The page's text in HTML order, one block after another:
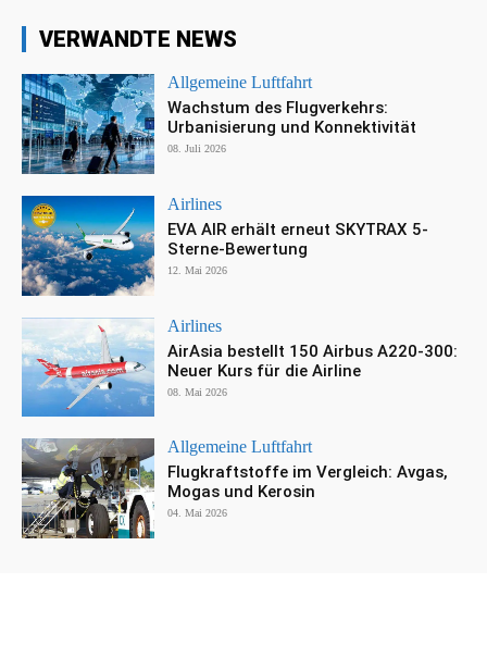
VERWANDTE NEWS
Allgemeine Luftfahrt
Wachstum des Flugverkehrs:
Urbanisierung und Konnektivität
08. Juli 2026
Airlines
EVA AIR erhält erneut SKYTRAX 5-
Sterne-Bewertung
12. Mai 2026
Airlines
AirAsia bestellt 150 Airbus A220-300:
Neuer Kurs für die Airline
08. Mai 2026
Allgemeine Luftfahrt
Flugkraftstoffe im Vergleich: Avgas,
Mogas und Kerosin
04. Mai 2026